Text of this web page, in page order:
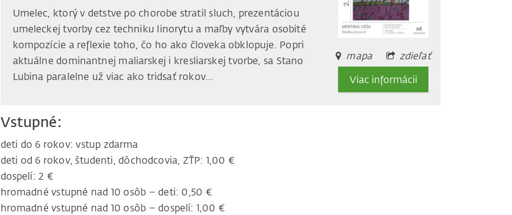
Umelec, ktorý v detstve po chorobe stratil sluch, prezentáciou
umeleckej tvorby cez techniku linorytu a maľby vytvára osobité
kompozície a reflexie toho, čo ho ako človeka obklopuje. Popri
aktuálne dominantnej maliarskej i kresliarskej tvorbe, sa Stano
Lubina paralelne už viac ako tridsať rokov...
mapa
zdieľať
Viac informácii
Vstupné:
deti do 6 rokov: vstup zdarma
deti od 6 rokov, študenti, dôchodcovia, ZŤP: 1,00 €
dospelí: 2 €
hromadné vstupné nad 10 osôb – deti: 0,50 €
hromadné vstupné nad 10 osôb – dospelí: 1,00 €